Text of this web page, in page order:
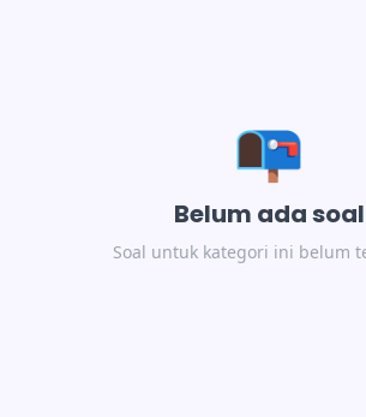
📭
Belum ada soal
Soal untuk kategori ini belum